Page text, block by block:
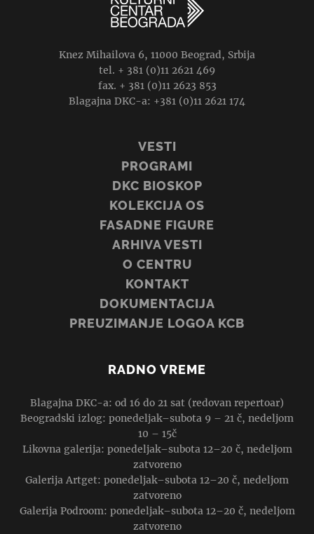
Knez Mihailova 6, 11000 Beograd, Srbija
tel. + 381 (0)11 2621 469
fax. + 381 (0)11 2623 853
Blagajna DKC-a: +381 (0)11 2621 174
VESTI
PROGRAMI
DKC BIOSKOP
KOLEKCIJA OS
FASADNE FIGURE
ARHIVA VESTI
O CENTRU
KONTAKT
DOKUMENTACIJA
PREUZIMANJE LOGOA KCB
RADNO VREME
Blagajna DKC-a: od 16 do 21 sat (redovan repertoar)
Beogradski izlog: ponedeljak–subota 9 – 21 č, nedeljom
10 – 15č
Likovna galerija: ponedeljak–subota 12–20 č, nedeljom
zatvoreno
Galerija Artget: ponedeljak–subota 12–20 č, nedeljom
zatvoreno
Galerija Podroom: ponedeljak–subota 12–20 č, nedeljom
zatvoreno